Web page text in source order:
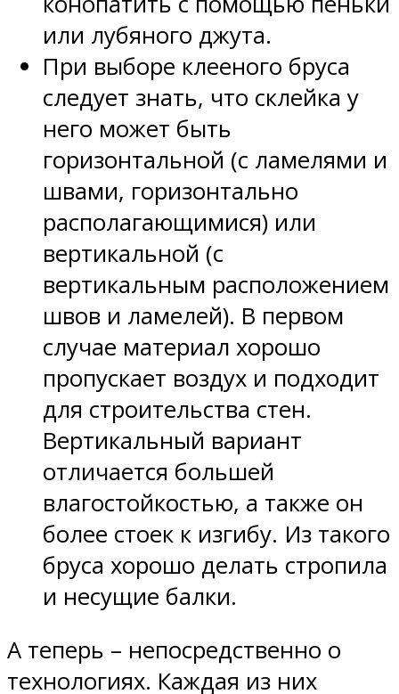
или лубяного джута.
При выборе клееного бруса
следует знать, что склейка у
него может быть
горизонтальной (с ламелями и
швами, горизонтально
располагающимися) или
вертикальной (с
вертикальным расположением
швов и ламелей). В первом
случае материал хорошо
пропускает воздух и подходит
для строительства стен.
Вертикальный вариант
отличается большей
влагостойкостью, а также он
более стоек к изгибу. Из такого
бруса хорошо делать стропила
и несущие балки.
А теперь – непосредственно о
технологиях. Каждая из них